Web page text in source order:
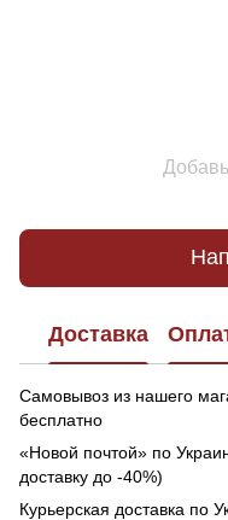
Доставка
Самовывоз из нашего
бесплатно
«Новой почтой» по
доставку до -40%)
Курьерская доставка по